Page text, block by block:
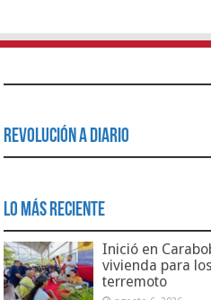
Revolución a Diario
Lo Más Reciente
Inició en
vivienda para
terremoto